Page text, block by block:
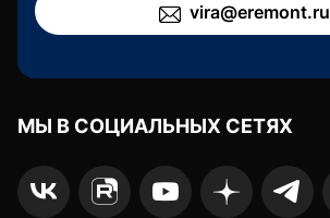
vira@eremont.ru
МЫ В СОЦИАЛЬНЫХ СЕТЯХ